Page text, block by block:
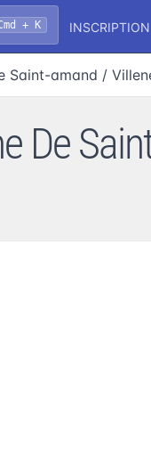
+ K INSCRIPTION
Saint-amand /
De